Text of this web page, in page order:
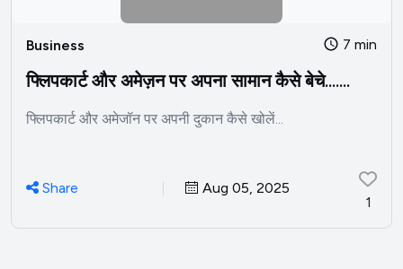
Business 7 min
फ्लिपकार्ट और अमेज़न पर अपना सामान कैसे बेचे.......
फ्लिपकार्ट और अमेजॉन पर अपनी दुकान कैसे खोलें...
Share
Aug 05, 2025
1